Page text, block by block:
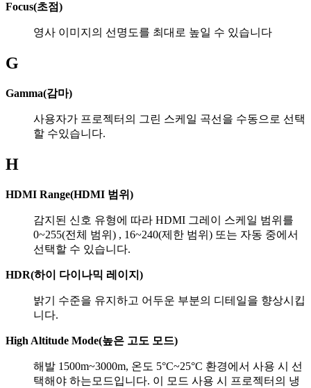
Focus(초점)
영사 이미지의 선명도를 최대로 높일 수 있습니다
G
Gamma(감마)
사용자가 프로젝터의 그린 스케일 곡선을 수동으로 선택
할 수있습니다.
H
HDMI Range(HDMI 범위)
감지된 신호 유형에 따라 HDMI 그레이 스케일 범위를
0~255(전체 범위) , 16~240(제한 범위) 또는 자동 중에서
선택할 수 있습니다.
HDR(하이 다이나믹 레이지)
밝기 수준을 유지하고 어두운 부분의 디테일을 향상시킵
니다.
High Altitude Mode(높은 고도 모드)
해발 1500m~3000m, 온도 5°C~25°C 환경에서 사용 시 선
택해야 하는모드입니다. 이 모드 사용 시 프로젝터의 냉